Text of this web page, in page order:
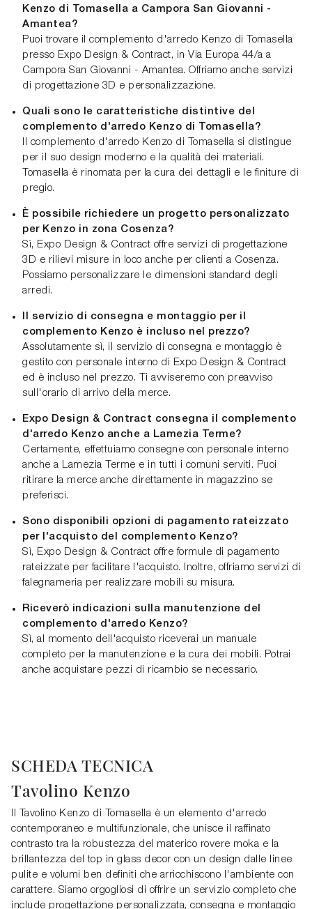
Kenzo di Tomasella a Campora San Giovanni -
Amantea?
Puoi trovare il complemento d'arredo Kenzo di Tomasella
presso Expo Design & Contract, in Via Europa 44/a a
Campora San Giovanni - Amantea. Offriamo anche servizi
di progettazione 3D e personalizzazione.
Quali sono le caratteristiche distintive del
complemento d'arredo Kenzo di Tomasella?
Il complemento d'arredo Kenzo di Tomasella si distingue
per il suo design moderno e la qualità dei materiali.
Tomasella è rinomata per la cura dei dettagli e le finiture di
pregio.
È possibile richiedere un progetto personalizzato
per Kenzo in zona Cosenza?
Sì, Expo Design & Contract offre servizi di progettazione
3D e rilievi misure in loco anche per clienti a Cosenza.
Possiamo personalizzare le dimensioni standard degli
arredi.
Il servizio di consegna e montaggio per il
complemento Kenzo è incluso nel prezzo?
Assolutamente sì, il servizio di consegna e montaggio è
gestito con personale interno di Expo Design & Contract
ed è incluso nel prezzo. Ti avviseremo con preavviso
sull'orario di arrivo della merce.
Expo Design & Contract consegna il complemento
d'arredo Kenzo anche a Lamezia Terme?
Certamente, effettuiamo consegne con personale interno
anche a Lamezia Terme e in tutti i comuni serviti. Puoi
ritirare la merce anche direttamente in magazzino se
preferisci.
Sono disponibili opzioni di pagamento rateizzato
per l'acquisto del complemento Kenzo?
Sì, Expo Design & Contract offre formule di pagamento
rateizzate per facilitare l'acquisto. Inoltre, offriamo servizi di
falegnameria per realizzare mobili su misura.
Riceverò indicazioni sulla manutenzione del
complemento d'arredo Kenzo?
Sì, al momento dell'acquisto riceverai un manuale
completo per la manutenzione e la cura dei mobili. Potrai
anche acquistare pezzi di ricambio se necessario.
SCHEDA TECNICA
Tavolino Kenzo
Il Tavolino Kenzo di Tomasella è un elemento d'arredo
contemporaneo e multifunzionale, che unisce il raffinato
contrasto tra la robustezza del materico rovere moka e la
brillantezza del top in glass decor con un design dalle linee
pulite e volumi ben definiti che arricchiscono l'ambiente con
carattere. Siamo orgogliosi di offrire un servizio completo che
include progettazione personalizzata, consegna e montaggio